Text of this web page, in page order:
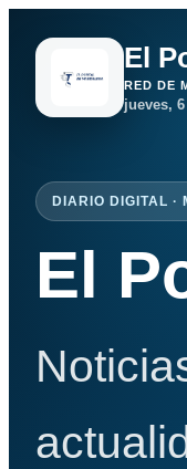
El
RED DE
jueves,
DIARIO DIGITAL ·
El